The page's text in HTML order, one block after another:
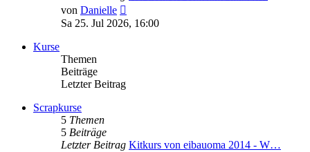
von Danielle
Beitrag
Sa 25. Jul 2026, 16:00
Kurse
Themen
Beiträge
Letzter Beitrag
Scrapkurse
5 Themen
5 Beiträge
Letzter Beitrag Kitkurs von eibauoma 2014 - W…